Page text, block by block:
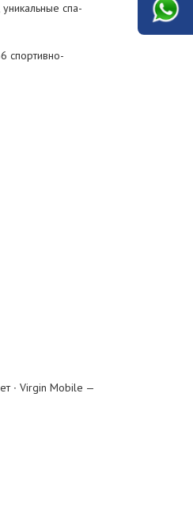
спа-
спортивно-
∙ Virgin Mobile —